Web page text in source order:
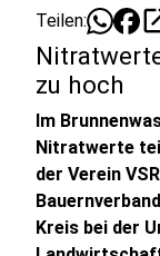
Teilen:
zu hoch
Im
Nitratwerte
der Verein
Kreis bei der